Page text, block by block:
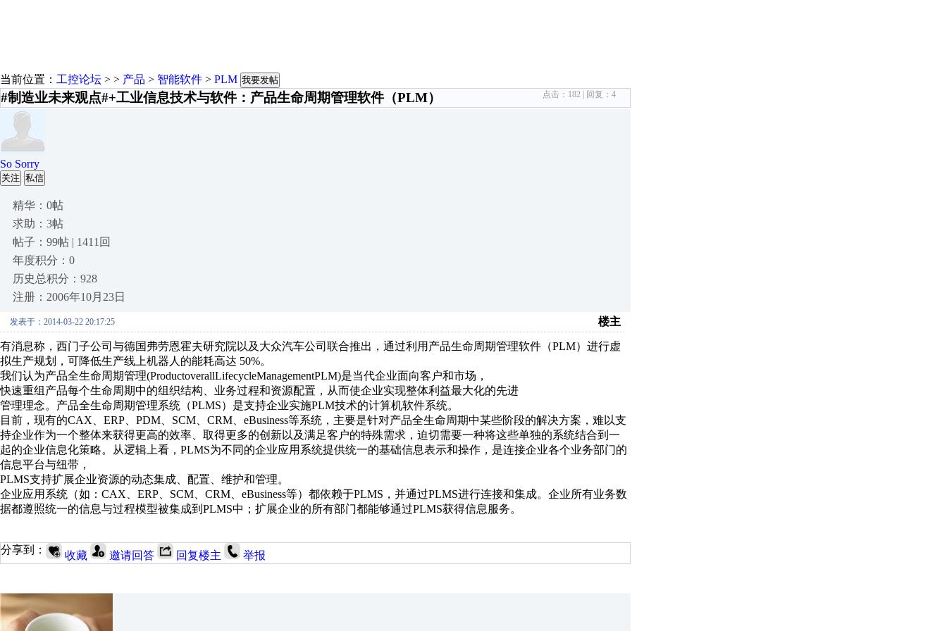
当前位置： 工控论坛 > > 产品 > 智能软件 > PLM 我要发帖
#制造业未来观点#+工业信息技术与软件：产品生命周期管理软件（PLM） 点击： 182 | 回复： 4
So Sorry
关注 私信
精华：0帖
求助：3帖
帖子：99帖 | 1411回
年度积分：0
历史总积分：928
注册：2006年10月23日
发表于：2014-03-22 20:17:25 楼主
有消息称，西门子公司与德国弗劳恩霍夫研究院以及大众汽车公司联合推出，通过利用产品生命周期管理软件（PLM）进行虚
拟生产规划，可降低生产线上机器人的能耗高达 50%。
我们认为产品全生命周期管理(ProductoverallLifecycleManagementPLM)是当代企业面向客户和市场，
快速重组产品每个生命周期中的组织结构、业务过程和资源配置，从而使企业实现整体利益最大化的先进
管理理念。产品全生命周期管理系统（PLMS）是支持企业实施PLM技术的计算机软件系统。
目前，现有的CAX ERP PDM SCM CRM eBusiness等系统，主要是针对产品全生命周期中某些阶段的解决方案， 难以支
持企业作为一个整体来获得更高的效率、 取得更多的创新以及满足客户的特殊需求， 迫切需要一种将这些单独的系统结合到一
起的企业信息化策略。 从逻辑上看， PLMS为不同的企业应用系统提供统一的基础信息表示和操作，是连接企业各个业务部门的
信息平台与纽带，
PLMS支持扩展企业资源的动态集成、配置、维护和管理。
企业应用系统（如： CAX ERP SCM CRM eBusiness等）都依赖于PLMS ，并通过PLMS进行连接和集成。企业所有业务数
据都遵照统一的信息与过程模型被集成到 PLMS中；扩展企业的所有部门都能够通过PLMS获得信息服务。
分享到： 收藏 邀请回答 回复楼主 举报